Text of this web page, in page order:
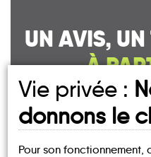
UN AVIS,
À
Vie privée :
donnons le
Pour son fonctionnement,